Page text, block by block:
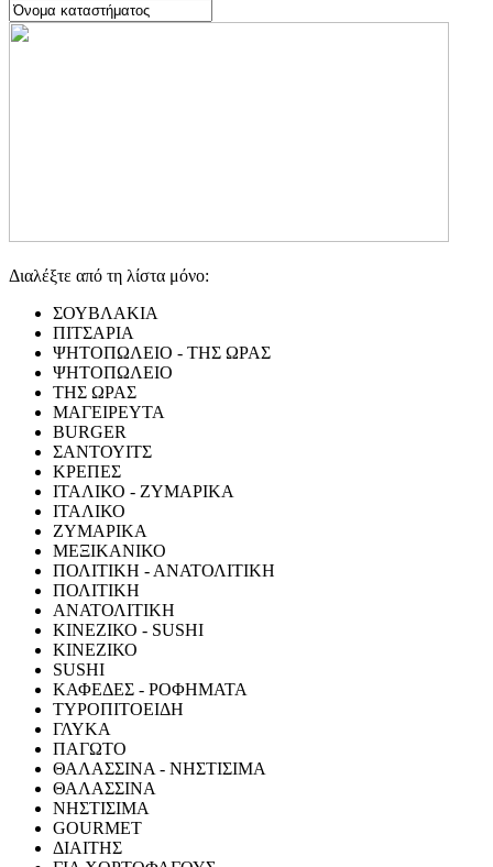
Διαλέξτε από τη λίστα μόνο:
ΣΟΥΒΛΑΚΙΑ
ΠΙΤΣΑΡΙΑ
ΨΗΤΟΠΩΛΕΙΟ - ΤΗΣ ΩΡΑΣ
ΨΗΤΟΠΩΛΕΙΟ
ΤΗΣ ΩΡΑΣ
ΜΑΓΕΙΡΕΥΤΑ
BURGER
ΣΑΝΤΟΥΙΤΣ
ΚΡΕΠΕΣ
ΙΤΑΛΙΚΟ - ΖΥΜΑΡΙΚΑ
ΙΤΑΛΙΚΟ
ΖΥΜΑΡΙΚΑ
ΜΕΞΙΚΑΝΙΚΟ
ΠΟΛΙΤΙΚΗ - ΑΝΑΤΟΛΙΤΙΚΗ
ΠΟΛΙΤΙΚΗ
ΑΝΑΤΟΛΙΤΙΚΗ
ΚΙΝΕΖΙΚΟ - SUSHI
ΚΙΝΕΖΙΚΟ
SUSHI
ΚΑΦΕΔΕΣ - ΡΟΦΗΜΑΤΑ
ΤΥΡΟΠΙΤΟΕΙΔΗ
ΓΛΥΚΑ
ΠΑΓΩΤΟ
ΘΑΛΑΣΣΙΝΑ - ΝΗΣΤΙΣΙΜΑ
ΘΑΛΑΣΣΙΝΑ
ΝΗΣΤΙΣΙΜΑ
GOURMET
ΔΙΑΙΤΗΣ